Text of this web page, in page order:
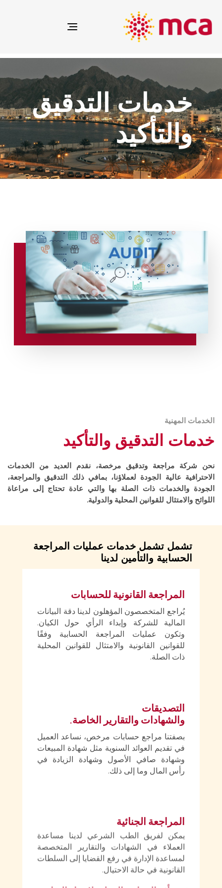
Toggle
خدمات التدقيق
والتأكيد
الخدمات المهنية
خدمات التدقيق والتأكيد
نحن شركة مراجعة وتدقيق مرخصة، نقدم العديد من الخدمات
الاحترافية عالية الجودة لعملاؤنا، بمافي ذلك التدقيق والمراجعة،
الجودة والخدمات ذات الصلة بها والتي عادة تحتاج إلى مراعاة
اللوائح والامتثال للقوانين المحلية والدولية.
تشمل تشمل خدمات عمليات المراجعة
الحسابية والتأمين لدينا
المراجعة القانونية للحسابات
يُراجع المتخصصون المؤهلون لدينا دقة البيانات
المالية للشركة وإبداء الرأي حول الكيان.
وتكون عمليات المراجعة الحسابية وفقًا
للقوانين القانونية والامتثال للقوانين المحلية
ذات الصلة.
التصديقات
والشهادات والتقارير الخاصة.
بصفتنا مراجع حسابات مرخص، نساعد العميل
في تقديم العوائد السنوية مثل شهادة المبيعات
وشهادة صافي الأصول وشهادة الزيادة في
رأس المال وما إلى ذلك.
المراجعة الجنائية
يمكن لفريق الطب الشرعي لدينا مساعدة
العملاء في الشهادات والتقارير المتخصصة
لمساعدة الإدارة في رفع القضايا إلى السلطات
القانونية في حالة الاحتيال.
يقدم فريق المعايير الدولية لإعداد التقارير المالية